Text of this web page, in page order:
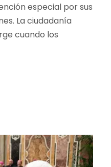
especial por sus
La ciudadanía
cuando los